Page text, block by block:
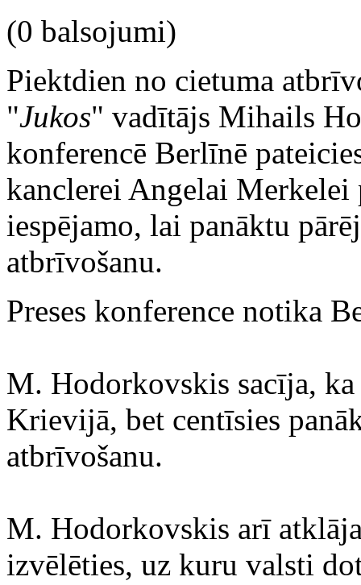
(0 balsojumi)
Piektdien no cietuma
"Jukos" vadītājs Mihails
konferencē Berlīnē
kanclerei Angelai
iespējamo, lai panāktu
atbrīvošanu.
Preses konference notika
M. Hodorkovskis sacīja,
Krievijā, bet centīsies
atbrīvošanu.
M. Hodorkovskis arī
izvēlēties, uz kuru valsti